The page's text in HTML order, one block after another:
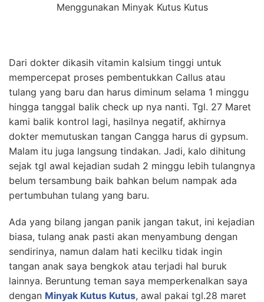
Menggunakan Minyak Kutus Kutus
Dari dokter dikasih vitamin kalsium tinggi untuk
mempercepat proses pembentukkan Callus atau
tulang yang baru dan harus diminum selama 1 minggu
hingga tanggal balik check up nya nanti. Tgl. 27 Maret
kami balik kontrol lagi, hasilnya negatif, akhirnya
dokter memutuskan tangan Cangga harus di gypsum.
Malam itu juga langsung tindakan. Jadi, kalo dihitung
sejak tgl awal kejadian sudah 2 minggu lebih tulangnya
belum tersambung baik bahkan belum nampak ada
pertumbuhan tulang yang baru.
Ada yang bilang jangan panik jangan takut, ini kejadian
biasa, tulang anak pasti akan menyambung dengan
sendirinya, namun dalam hati kecilku tidak ingin
tangan anak saya bengkok atau terjadi hal buruk
lainnya. Beruntung teman saya memperkenalkan saya
dengan Minyak Kutus Kutus, awal pakai tgl.28 maret